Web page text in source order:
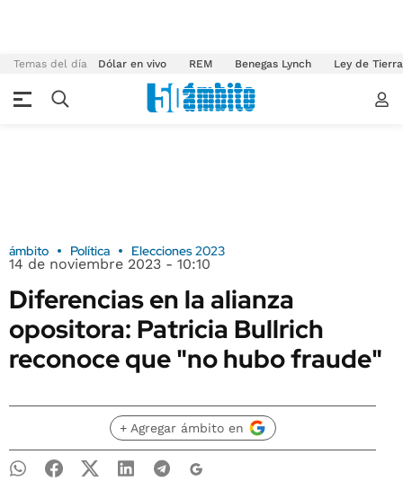
Temas del día Dólar en vivo REM Benegas Lynch Ley de
ámbito Política Elecciones 2023
14 de noviembre 2023 - 10:10
Diferencias en la alianza
opositora: Patricia Bullrich
reconoce que "no hubo fraude"
+ Agregar ámbito en